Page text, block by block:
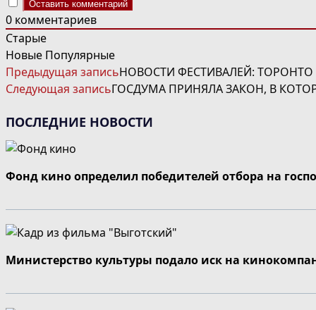
0 комментариев
Старые
Новые Популярные
ЧИТАТЬ
ДАЛЕЕ
СТАТЬИ
Предыдущая записьНОВОСТИ ФЕСТИВАЛЕЙ: ТОРОНТО
Следующая записьГОСДУМА ПРИНЯЛА ЗАКОН, В
ПОСЛЕДНИЕ НОВОСТИ
Фонд кино определил победителей отбора на
Министерство культуры подало иск на